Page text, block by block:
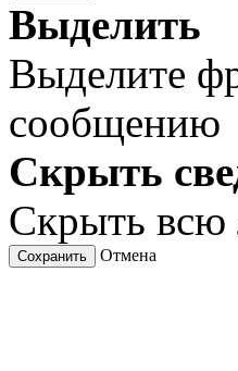
Выделить
Выделите
сообщению
Скрыть
Скрыть
Сохранить Отмена